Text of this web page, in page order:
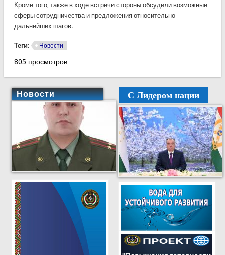
Кроме того, также в ходе встречи стороны обсудили возможные
сферы сотрудничества и предложения относительно
дальнейших шагов.
Теги: Новости
805 просмотров
Новости С Лидером нации